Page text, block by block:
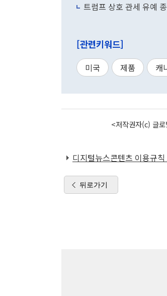
트럼프 상호 관세 유예
[관련키워드]
미국 제품 캐
<저작권자(c) 글
디지털뉴스콘텐츠 이용규칙
뒤로가기